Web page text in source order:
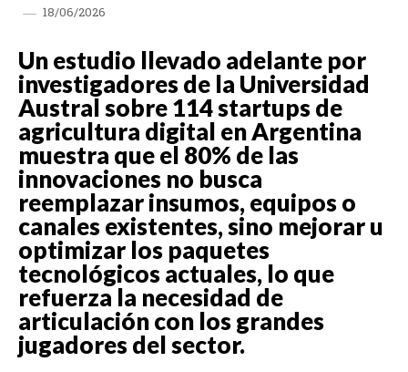
18/06/2026
Un estudio llevado adelante por
investigadores de la Universidad
Austral sobre 114 startups de
agricultura digital en Argentina
muestra que el 80% de las
innovaciones no busca
reemplazar insumos, equipos o
canales existentes, sino mejorar u
optimizar los paquetes
tecnológicos actuales, lo que
refuerza la necesidad de
articulación con los grandes
jugadores del sector.